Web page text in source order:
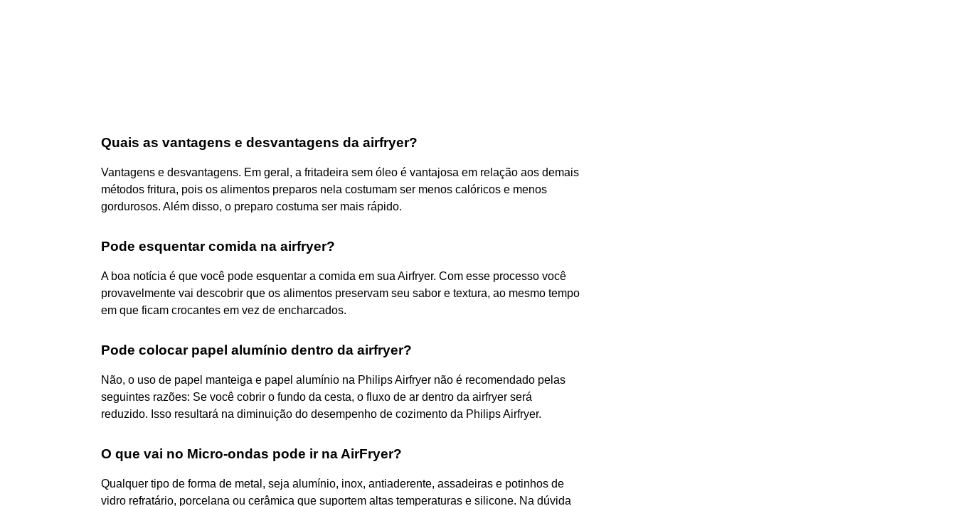
Quais as vantagens e desvantagens da airfryer?
Vantagens e desvantagens. Em geral, a fritadeira sem óleo é vantajosa em relação aos demais
métodos fritura, pois os alimentos preparos nela costumam ser menos calóricos e menos
gordurosos. Além disso, o preparo costuma ser mais rápido.
Pode esquentar comida na airfryer?
A boa notícia é que você pode esquentar a comida em sua Airfryer. Com esse processo você
provavelmente vai descobrir que os alimentos preservam seu sabor e textura, ao mesmo tempo
em que ficam crocantes em vez de encharcados.
Pode colocar papel alumínio dentro da airfryer?
Não, o uso de papel manteiga e papel alumínio na Philips Airfryer não é recomendado pelas
seguintes razões: Se você cobrir o fundo da cesta, o fluxo de ar dentro da airfryer será
reduzido. Isso resultará na diminuição do desempenho de cozimento da Philips Airfryer.
O que vai no Micro-ondas pode ir na AirFryer?
Qualquer tipo de forma de metal, seja alumínio, inox, antiaderente, assadeiras e potinhos de
vidro refratário, porcelana ou cerâmica que suportem altas temperaturas e silicone. Na dúvida